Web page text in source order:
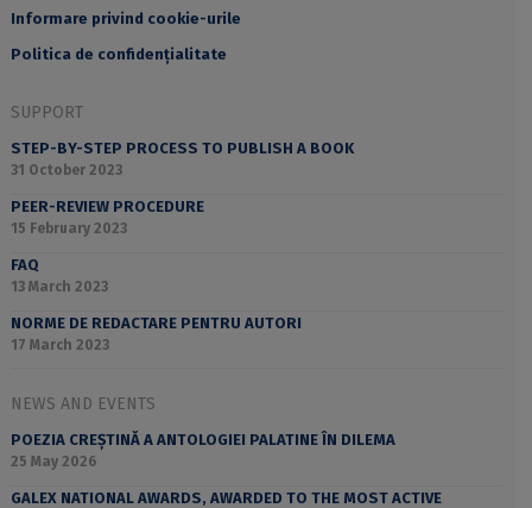
Informare privind cookie-urile
Politica de confidențialitate
SUPPORT
STEP-BY-STEP PROCESS TO PUBLISH A BOOK
31 October 2023
PEER-REVIEW PROCEDURE
15 February 2023
FAQ
13 March 2023
NORME DE REDACTARE PENTRU AUTORI
17 March 2023
NEWS AND EVENTS
POEZIA CREȘTINĂ A ANTOLOGIEI PALATINE ÎN DILEMA
25 May 2026
GALEX NATIONAL AWARDS, AWARDED TO THE MOST ACTIVE